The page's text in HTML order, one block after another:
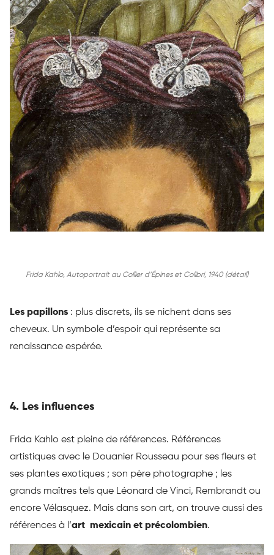
Frida Kahlo, Autoportrait au Collier d’Épines et Colibri, 1940 (détail)
Les papillons : plus discrets, ils se nichent dans ses
cheveux. Un symbole d’espoir qui représente sa
renaissance espérée.
4. Les influences
Frida Kahlo est pleine de références. Références
artistiques avec le Douanier Rousseau pour ses fleurs et
ses plantes exotiques ; son père photographe ; les
grands maîtres tels que Léonard de Vinci, Rembrandt ou
encore Vélasquez. Mais dans son art, on trouve aussi des
références à l’art mexicain et précolombien.